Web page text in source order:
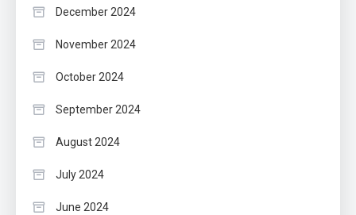
December 2024
November 2024
October 2024
September 2024
August 2024
July 2024
June 2024